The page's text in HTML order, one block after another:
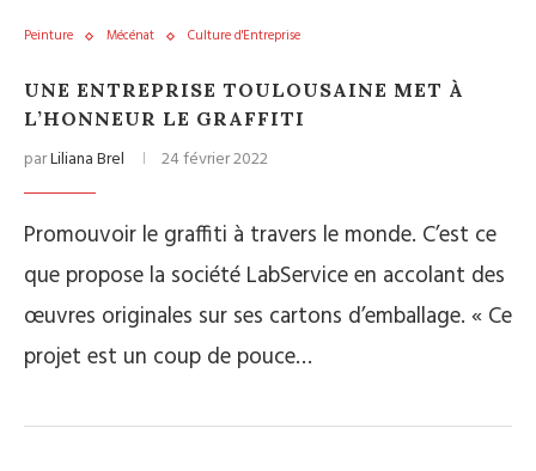
Peinture Mécénat Culture d'Entreprise
UNE ENTREPRISE TOULOUSAINE MET À
L’HONNEUR LE GRAFFITI
parLiliana Brel 24 février 2022
Promouvoir le graffiti à travers le monde. C’est ce
que propose la société LabService en accolant des
œuvres originales sur ses cartons d’emballage. « Ce
projet est un coup de pouce…